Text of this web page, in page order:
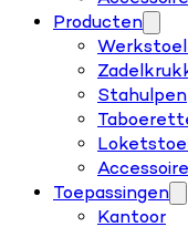
Producten
Stahulpen
Toepassingen
Kantoor